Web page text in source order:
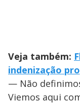
Veja também:
indenização
— Não
Viemos aqui